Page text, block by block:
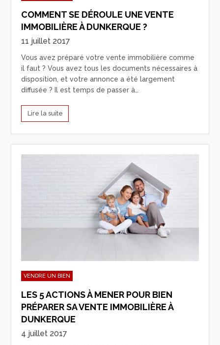
COMMENT SE DÉROULE UNE VENTE
IMMOBILIÈRE À DUNKERQUE ?
11 juillet 2017
Vous avez préparé votre vente immobilière comme
il faut ? Vous avez tous les documents nécessaires à
disposition, et votre annonce a été largement
diffusée ? Il est temps de passer à…
Lire la suite
VENDRE UN BIEN
LES 5 ACTIONS À MENER POUR BIEN
PRÉPARER SA VENTE IMMOBILIÈRE À
DUNKERQUE
4 juillet 2017